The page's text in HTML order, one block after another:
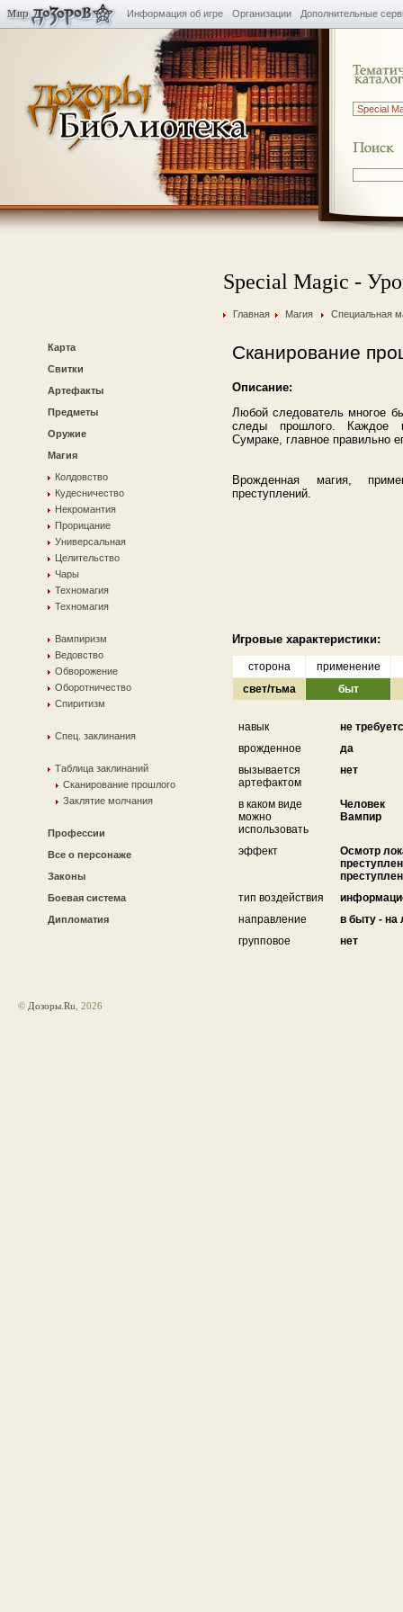
Информация об игре Организации Дополнительные
Карта
Свитки
Артефакты
Предметы
Оружие
Магия
Колдовство
Кудесничество
Некромантия
Прорицание
Универсальная
Целительство
Чары
Техномагия
Техномагия
Вампиризм
Ведовство
Обворожение
Оборотничество
Спиритизм
Спец. заклинания
Таблица заклинаний
Сканирование прошлого
Заклятие молчания
Профессии
Все о персонаже
Законы
Боевая система
Дипломатия
Special Magic -
Главная Магия Специальная
Сканирование
Описание:
Любой следователь многое
следы прошлого. Каждое
Сумраке, главное правильно
Врожденная магия,
преступлений.
Игровые характеристики:
сторона применение
свет/тьма
быт
навык
не
врожденное
да
вызывается
артефактом
нет
в каком виде
можно
использовать
Человек
Вампир
эффект
Осмотр
тип воздействия
направление
в быту - на
групповое
нет
© Дозоры.Ru , 2026